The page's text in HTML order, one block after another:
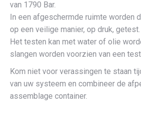
van 1790 Bar.
In een afgeschermde ruimte worden
op een veilige manier, op druk, getest.
Het testen kan met water of olie
slangen worden voorzien van een
Kom niet voor verassingen te staan
van uw systeem en combineer de
assemblage container.